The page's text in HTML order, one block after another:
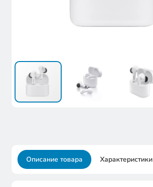
Описание товара Характеристики